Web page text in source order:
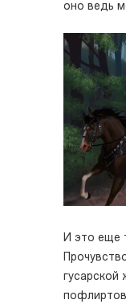
оно ведь
И это еще
гусарской